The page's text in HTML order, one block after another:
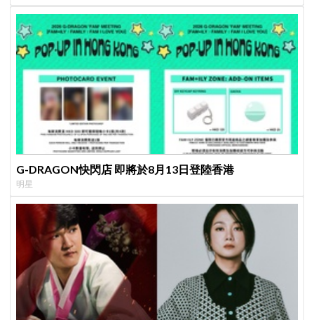
G-DRAGON快閃店 即將於8月13日登陸香港
明星